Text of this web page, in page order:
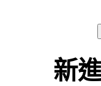
新